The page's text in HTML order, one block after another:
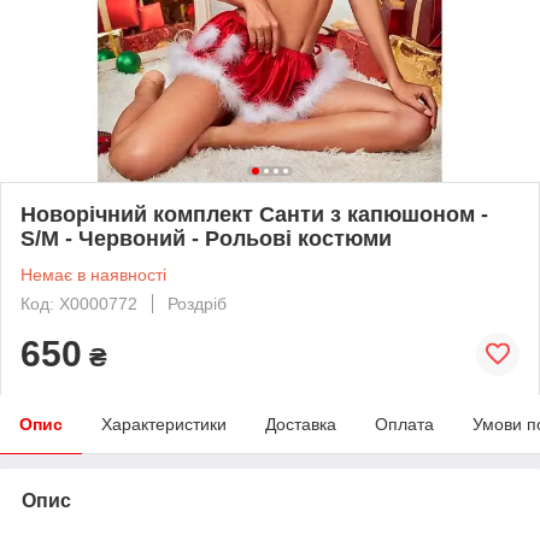
Новорічний комплект Санти з капюшоном -
S/M - Червоний - Рольові костюми
Немає в наявності
Код: X0000772
Роздріб
650 ₴
Опис Характеристики Доставка Оплата Умови
Опис